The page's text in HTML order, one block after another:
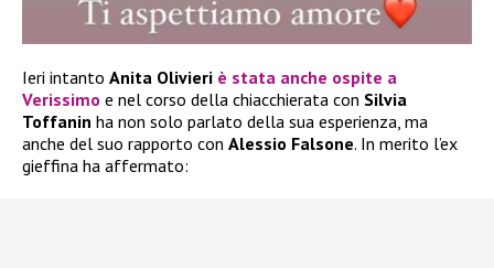
Ieri intanto Anita Olivieri è stata anche ospite a
Verissimo e nel corso della chiacchierata con Silvia
Toffanin ha non solo parlato della sua esperienza, ma
anche del suo rapporto con Alessio Falsone. In merito l’ex
gieffina ha affermato: